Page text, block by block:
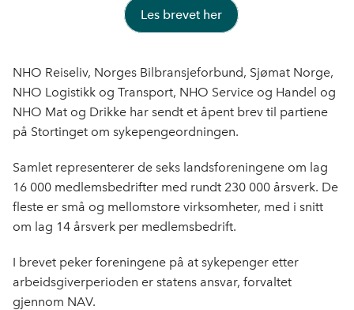
o
o
k
d
I
t
Les brevet her
NHO Reiseliv, Norges Bilbransjeforbund, Sjømat Norge,
NHO Logistikk og Transport, NHO Service og Handel og
NHO Mat og Drikke har sendt et åpent brev til partiene
på Stortinget om sykepengeordningen.
Samlet representerer de seks landsforeningene om lag
16 000 medlemsbedrifter med rundt 230 000 årsverk. De
fleste er små og mellomstore virksomheter, med i snitt
om lag 14 årsverk per medlemsbedrift.
I brevet peker foreningene på at sykepenger etter
arbeidsgiverperioden er statens ansvar, forvaltet
gjennom NAV.